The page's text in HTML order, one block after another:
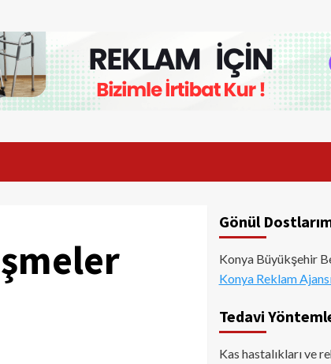
Gönül
Konya Büyükşehir
Konya Reklam
Tedavi
Kas hastalıkları ve